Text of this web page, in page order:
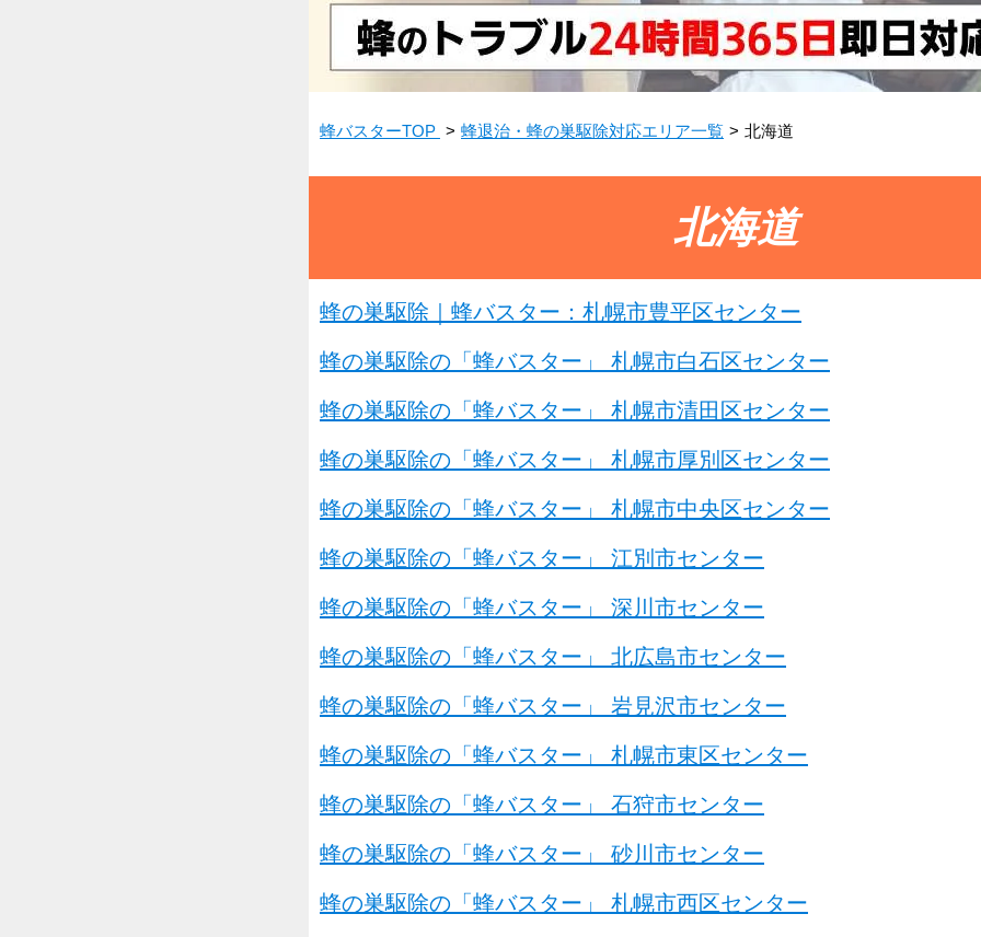
蜂バスターTOP 蜂退治・蜂の巣駆除対応エリア一覧 北海道
北海道
蜂の巣駆除｜蜂バスター：札幌市豊平区センター
蜂の巣駆除の「蜂バスター」 札幌市白石区センター
蜂の巣駆除の「蜂バスター」 札幌市清田区センター
蜂の巣駆除の「蜂バスター」 札幌市厚別区センター
蜂の巣駆除の「蜂バスター」 札幌市中央区センター
蜂の巣駆除の「蜂バスター」 江別市センター
蜂の巣駆除の「蜂バスター」 深川市センター
蜂の巣駆除の「蜂バスター」 北広島市センター
蜂の巣駆除の「蜂バスター」 岩見沢市センター
蜂の巣駆除の「蜂バスター」 札幌市東区センター
蜂の巣駆除の「蜂バスター」 石狩市センター
蜂の巣駆除の「蜂バスター」 砂川市センター
蜂の巣駆除の「蜂バスター」 札幌市西区センター